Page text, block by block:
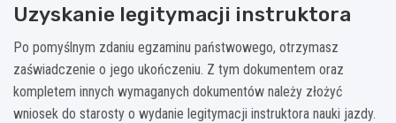
Uzyskanie legitymacji instruktora
Po pomyślnym zdaniu egzaminu państwowego, otrzymasz
zaświadczenie o jego ukończeniu. Z tym dokumentem oraz
kompletem innych wymaganych dokumentów należy złożyć
wniosek do starosty o wydanie legitymacji instruktora nauki jazdy.